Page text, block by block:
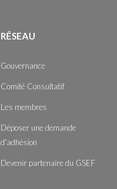
RÉSEAU
Gouvernance
Comité Consultatif
Les membres
Déposer une demande
d'adhésion
Devenir partenaire du GSEF